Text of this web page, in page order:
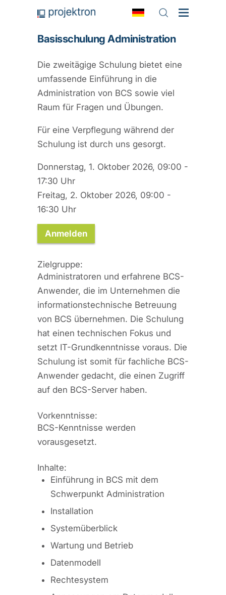
Basisschulung Administration
Die zweitägige Schulung bietet eine
umfassende Einführung in die
Administration von BCS sowie viel
Raum für Fragen und Übungen.
Für eine Verpflegung während der
Schulung ist durch uns gesorgt.
Donnerstag, 1. Oktober 2026, 09:00 -
17:30 Uhr
Freitag, 2. Oktober 2026, 09:00 -
16:30 Uhr
Anmelden
Zielgruppe:
Administratoren und erfahrene BCS-
Anwender, die im Unternehmen die
informationstechnische Betreuung
von BCS übernehmen. Die Schulung
hat einen technischen Fokus und
setzt IT-Grundkenntnisse voraus. Die
Schulung ist somit für fachliche BCS-
Anwender gedacht, die einen Zugriff
auf den BCS-Server haben.
Vorkenntnisse:
BCS-Kenntnisse werden
vorausgesetzt.
Inhalte:
Einführung in BCS mit dem
Schwerpunkt Administration
Installation
Systemüberblick
Wartung und Betrieb
Datenmodell
Rechtesystem